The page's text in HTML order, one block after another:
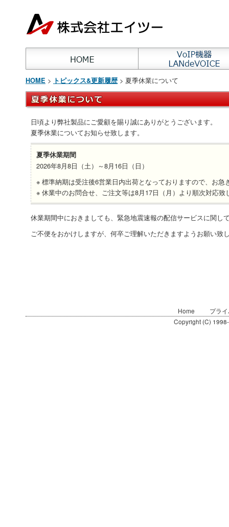
HOME > トピックス&更新履歴 > 夏季休業について
日頃より弊社製品にご愛顧を賜り誠にありがとうございます。
夏季休業についてお知らせ致します。
夏季休業期間
2026年8月8日（土）～8月16日（日）
※ 標準納期は受注後6営業日内出荷となっておりますので、お
※ 休業中のお問合せ、ご注文等は8月17日（月）より順次対応致
休業期間中におきましても、緊急地震速報の配信サービスに関し
ご不便をおかけしますが、何卒ご理解いただきますようお願い致
Home
プラ
Copyright (C)